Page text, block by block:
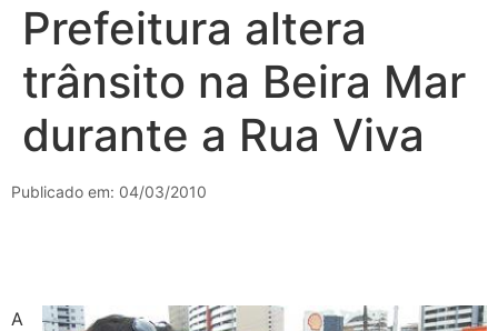
Prefeitura altera
trânsito na Beira Mar
durante a Rua Viva
Publicado em: 04/03/2010
A